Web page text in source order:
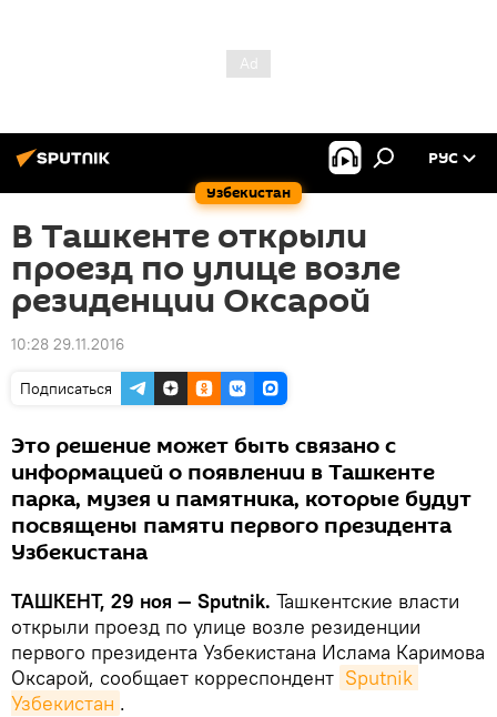
Узбекистан
РУС
В Ташкенте открыли
проезд по улице возле
резиденции Оксарой
10:28 29.11.2016
Подписаться
Это решение может быть связано с
информацией о появлении в Ташкенте
парка, музея и памятника, которые будут
посвящены памяти первого президента
Узбекистана
ТАШКЕНТ, 29 ноя — Sputnik. Ташкентские власти
открыли проезд по улице возле резиденции
первого президента Узбекистана Ислама Каримова
Оксарой, сообщает корреспондент Sputnik
Узбекистан .